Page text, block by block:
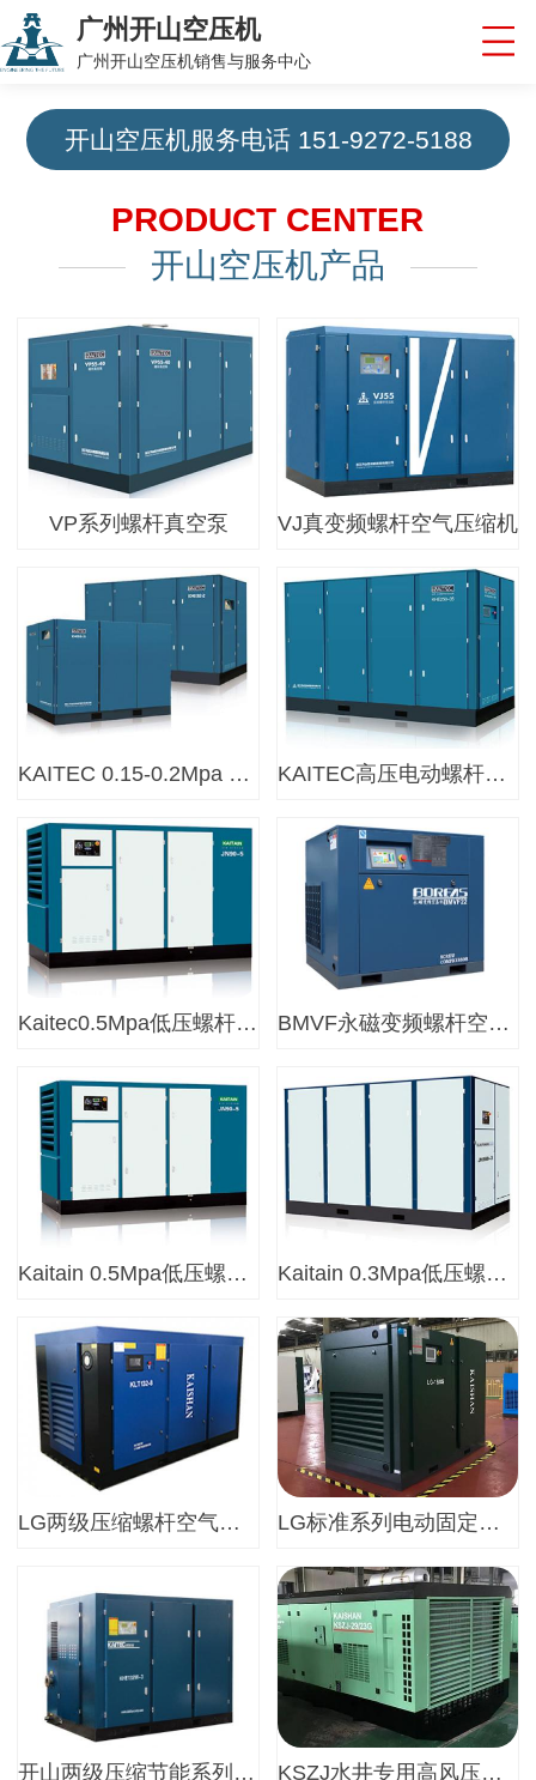
广州开山空压机
广州开山空压机销售与服务中心
开山空压机服务电话 151-9272-5188
PRODUCT CENTER
开山空压机产品
VP系列螺杆真空泵 VJ真变频螺杆空气压缩机
KAITEC 0.15-0.2Mpa 低压螺杆空气压缩机 KAITEC高压电动螺杆空气压缩机
Kaitec0.5Mpa低压螺杆空气压缩机 BMVF永磁变频螺杆空压机
Kaitain 0.5Mpa低压螺杆空气压缩机 Kaitain 0.3Mpa低压螺杆空气压缩机
LG两级压缩螺杆空气压缩机 LG标准系列电动固定螺杆空气压缩机
开山两级压缩节能系列螺杆空气压缩机 KSZJ水井专用高风压螺杆空压机